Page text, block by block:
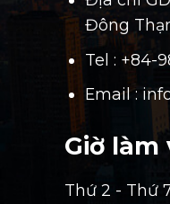
Đông
Tel : +84-
Email :
Giờ làm
Thứ 2 - Thứ